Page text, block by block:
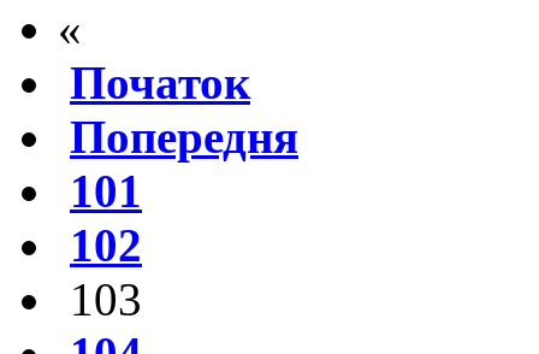
«
Початок
Попередня
101
102
103